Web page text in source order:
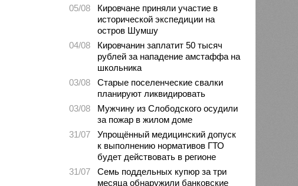
05/08
Кировчане приняли участие в
исторической экспедиции на
остров Шумшу
04/08
Кировчанин заплатит 50 тысяч
рублей за нападение амстаффа на
школьника
03/08
Старые поселенческие свалки
планируют ликвидировать
03/08
Мужчину из Слободского осудили
за пожар в жилом доме
31/07
Упрощённый медицинский допуск
к выполнению нормативов ГТО
будет действовать в регионе
31/07
Семь поддельных купюр за три
месяца обнаружили банковские